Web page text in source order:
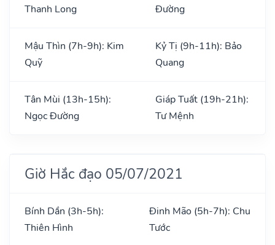
Thanh Long
Đường
Mậu Thìn (7h-9h): Kim
Quỹ
Kỷ Tị (9h-11h): Bảo
Quang
Tân Mùi (13h-15h):
Ngọc Đường
Giáp Tuất (19h-21h):
Tư Mệnh
Giờ Hắc đạo 05/07/2021
Bính Dần (3h-5h):
Thiên Hình
Đinh Mão (5h-7h): Chu
Tước